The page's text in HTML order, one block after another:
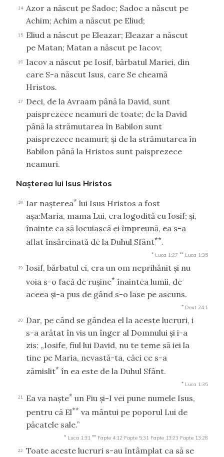
14
Azor a născut pe Sadoc; Sadoc a născut pe
Achim; Achim a născut pe Eliud;
15
Eliud a născut pe Eleazar; Eleazar a născut
pe Matan; Matan a născut pe Iacov;
16
Iacov a născut pe Iosif, bărbatul Mariei, din
care S-a născut Isus, care Se cheamă
Hristos.
17
Deci, de la Avraam până la David, sunt
paisprezece neamuri de toate; de la David
până la strămutarea în Babilon sunt
paisprezece neamuri; şi de la strămutarea în
Babilon până la Hristos sunt paisprezece
neamuri.
Naşterea lui Isus Hristos
18 Iar naşterea* lui Isus Hristos a fost
aşa:Maria, mama Lui, era logodită cu Iosif; şi,
înainte ca să locuiască ei împreună, ea s-a
aflat însărcinată de la Duhul Sfânt**.
* Luca 1:27 ** Luca 1:35
19
Iosif, bărbatul ei, era un om neprihănit şi nu
voia s-o facă de ruşine* înaintea lumii, de
aceea şi-a pus de gând s-o lase pe ascuns.
* Deut 24:1
20
Dar, pe când se gândea el la aceste lucruri, i
s-a arătat în vis un înger al Domnului şi i-a
zis: „Iosife, fiul lui David, nu te teme să iei la
tine pe Maria, nevastă-ta, căci ce s-a
zămislit* în ea este de la Duhul Sfânt.
* Luca 1:35
21 Ea va naşte* un Fiu şi-I vei pune numele Isus,
pentru că El** va mântui pe poporul Lui de
păcatele sale.”
* Luca 1:31 ** Fapte 4:12 Fapte 5:31 Fapte 13:23 Fapte 13:28
22
Toate aceste lucruri s-au întâmplat ca să se